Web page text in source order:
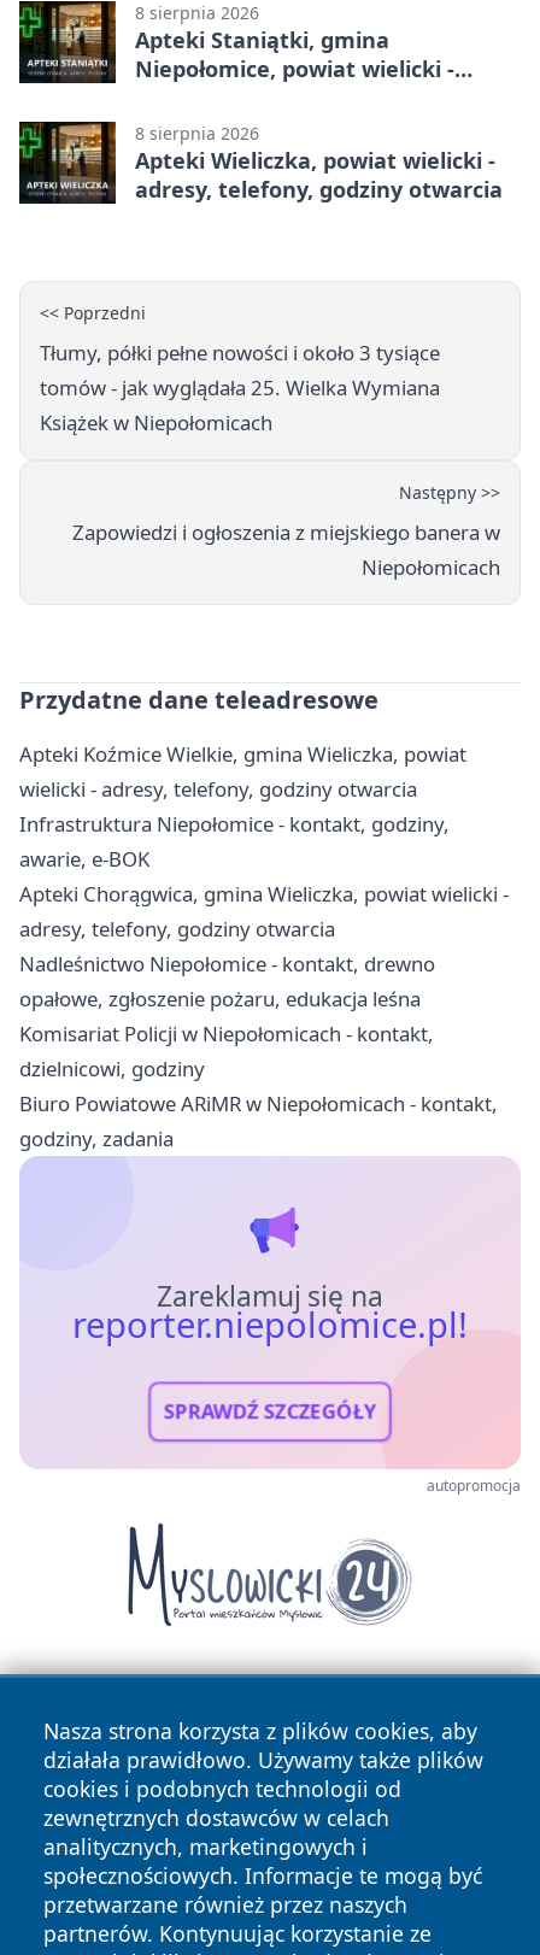
8 sierpnia 2026
Apteki Staniątki, gmina
Niepołomice, powiat wielicki -
8 sierpnia 2026
Apteki Wieliczka, powiat wielicki -
adresy, telefony, godziny otwarcia
<< Poprzedni
Tłumy, półki pełne nowości i około 3 tysiące
tomów - jak wyglądała 25. Wielka Wymiana
Książek w Niepołomicach
Następny >>
Zapowiedzi i ogłoszenia z miejskiego banera w
Niepołomicach
Przydatne dane teleadresowe
Apteki Koźmice Wielkie, gmina Wieliczka, powiat
wielicki - adresy, telefony, godziny otwarcia
Infrastruktura Niepołomice - kontakt, godziny,
awarie, e-BOK
Apteki Chorągwica, gmina Wieliczka, powiat wielicki -
adresy, telefony, godziny otwarcia
Nadleśnictwo Niepołomice - kontakt, drewno
opałowe, zgłoszenie pożaru, edukacja leśna
Komisariat Policji w Niepołomicach - kontakt,
dzielnicowi, godziny
Biuro Powiatowe ARiMR w Niepołomicach - kontakt,
godziny, zadania
Zareklamuj się na
reporter.niepolomice.pl!
SPRAWDŹ SZCZEGÓŁY
autopromocja
Nasza strona korzysta z plików cookies, aby
działała prawidłowo. Używamy także plików
cookies i podobnych technologii od
zewnętrznych dostawców w celach
analitycznych, marketingowych i
społecznościowych. Informacje te mogą być
przetwarzane również przez naszych
partnerów. Kontynuując korzystanie ze
Copyright © 2026 reporter.niepolomice.pl Wszystkie prawa
zastrzeżone.
News Autorzy
Polityka
Polityka